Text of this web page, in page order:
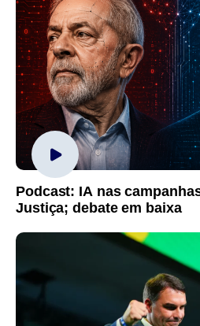
Podcast: IA nas
Justiça; debate em baixa